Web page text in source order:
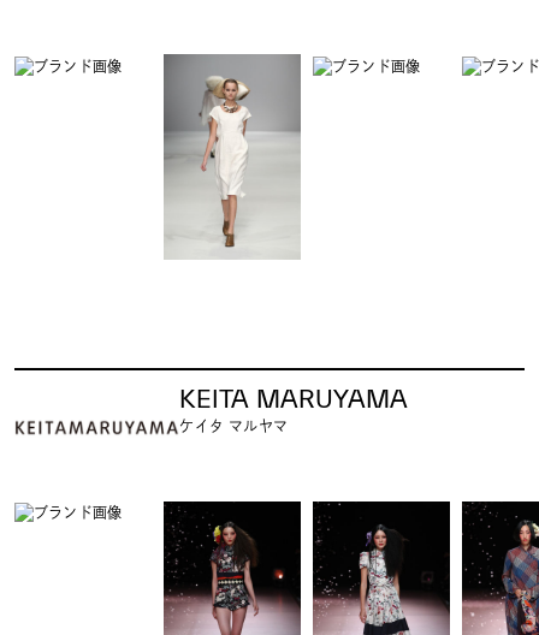
KEITA MARUYAMA
ケイタ マルヤマ